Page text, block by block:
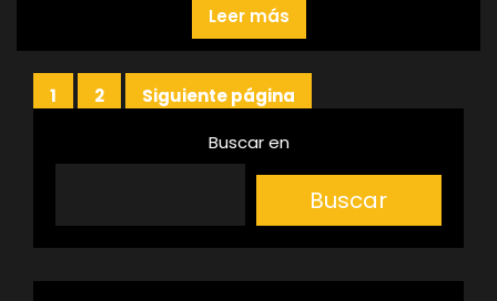
Leer más
Paginación
Página
1 Página
2
Siguiente página
Buscar en
Buscar